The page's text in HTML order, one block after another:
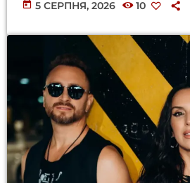
today 5 СЕРПНЯ, 2026 10